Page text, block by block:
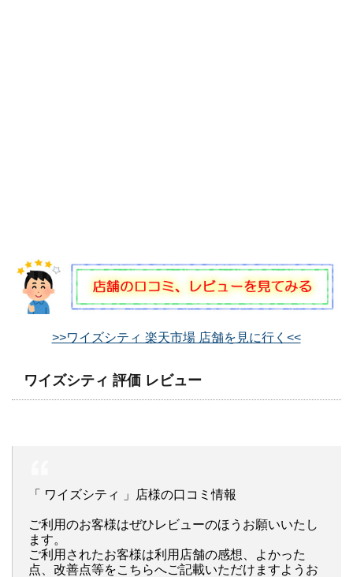
>>ワイズシティ 楽天市場 店舗を見に行く<<
ワイズシティ 評価 レビュー
「 ワイズシティ 」店様の口コミ情報
ご利用のお客様はぜひレビューのほうお願いいたし
ます。
ご利用されたお客様は利用店舗の感想、よかった
点、改善点等をこちらへご記載いただけますようお